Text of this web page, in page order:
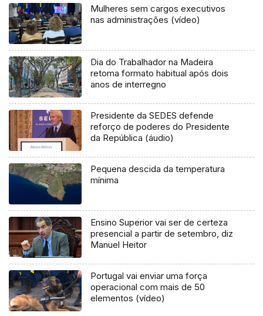
Mulheres sem cargos executivos
nas administrações (vídeo)
Dia do Trabalhador na Madeira
retoma formato habitual após dois
anos de interregno
Presidente da SEDES defende
reforço de poderes do Presidente
da República (áudio)
Pequena descida da temperatura
mínima
Ensino Superior vai ser de certeza
presencial a partir de setembro, diz
Manuel Heitor
Portugal vai enviar uma força
operacional com mais de 50
elementos (vídeo)